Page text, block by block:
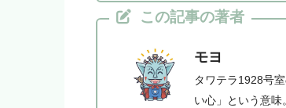
この記事の著者
モヨ
タワテラ1928号
い心」という意